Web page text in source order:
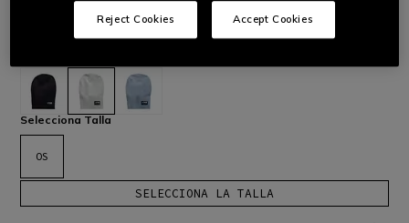
GORRO DE PUNTO
seleccionado
Selecciona Talla
OS
SELECCIONA LA TALLA
Reject Cookies Accept Cookies